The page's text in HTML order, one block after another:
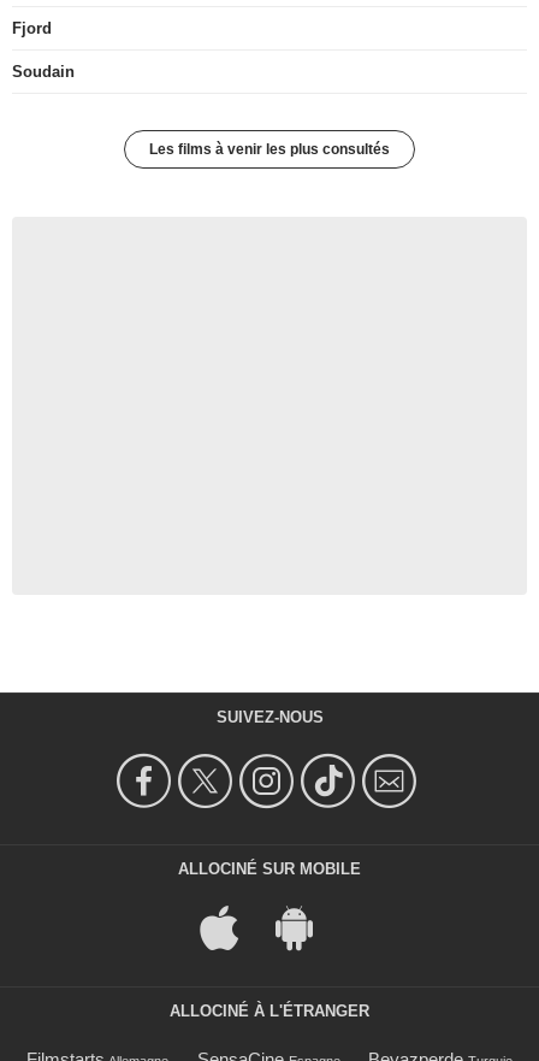
Fjord
Soudain
Les films à venir les plus consultés
SUIVEZ-NOUS
ALLOCINÉ SUR MOBILE
ALLOCINÉ À L'ÉTRANGER